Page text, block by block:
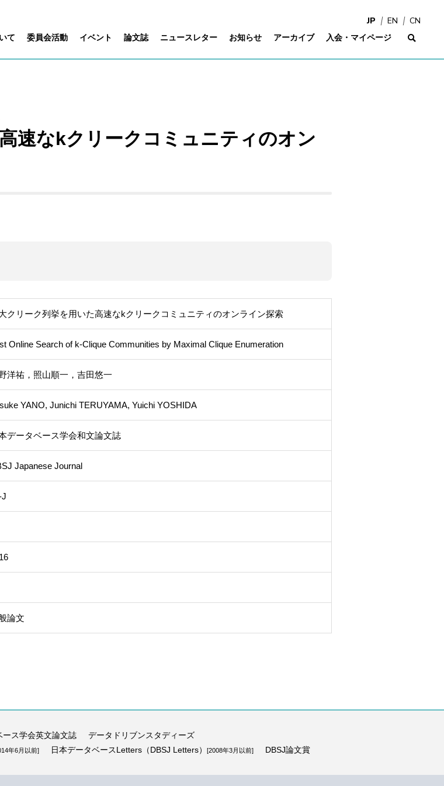
て 委員会活動 イベント 論文誌 ニュースレター お知らせ アーカイブ 入会・マイページ
JP EN CN
速なkクリークコミュニティのオン
クリーク列挙を用いた高速なkクリークコミュニティのオンライン探索
Online Search of k-Clique Communities by Maximal Clique Enumeration
洋祐，照山順一，吉田悠一
YANO, Junichi TERUYAMA, Yuichi YOSHIDA
データベース学会和文論文誌
Japanese Journal
J
論文
ース学会英文論文誌
データドリブンスタディーズ
年6月以前] 日本データベースLetters（DBSJ Letters） [2008年3月以前] DBSJ論文賞